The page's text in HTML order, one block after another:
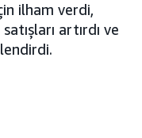
ilham verdi,
artırdı ve